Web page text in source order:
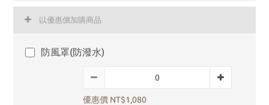
以優惠價加購商品
防風罩(防潑水)
優惠價 NT$1,080